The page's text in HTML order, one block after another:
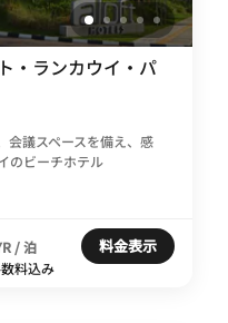
・ランカウイ・パ
会議スペースを備え、感
のビーチホテル
/ 泊
料込み
料金表示